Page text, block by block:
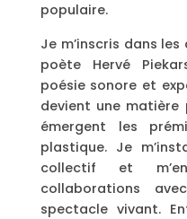
populaire.
Je m’inscris dans
poète Hervé
poésie sonore et
devient une matière
émergent les
plastique. Je
collectif et
collaborations
spectacle vivant.